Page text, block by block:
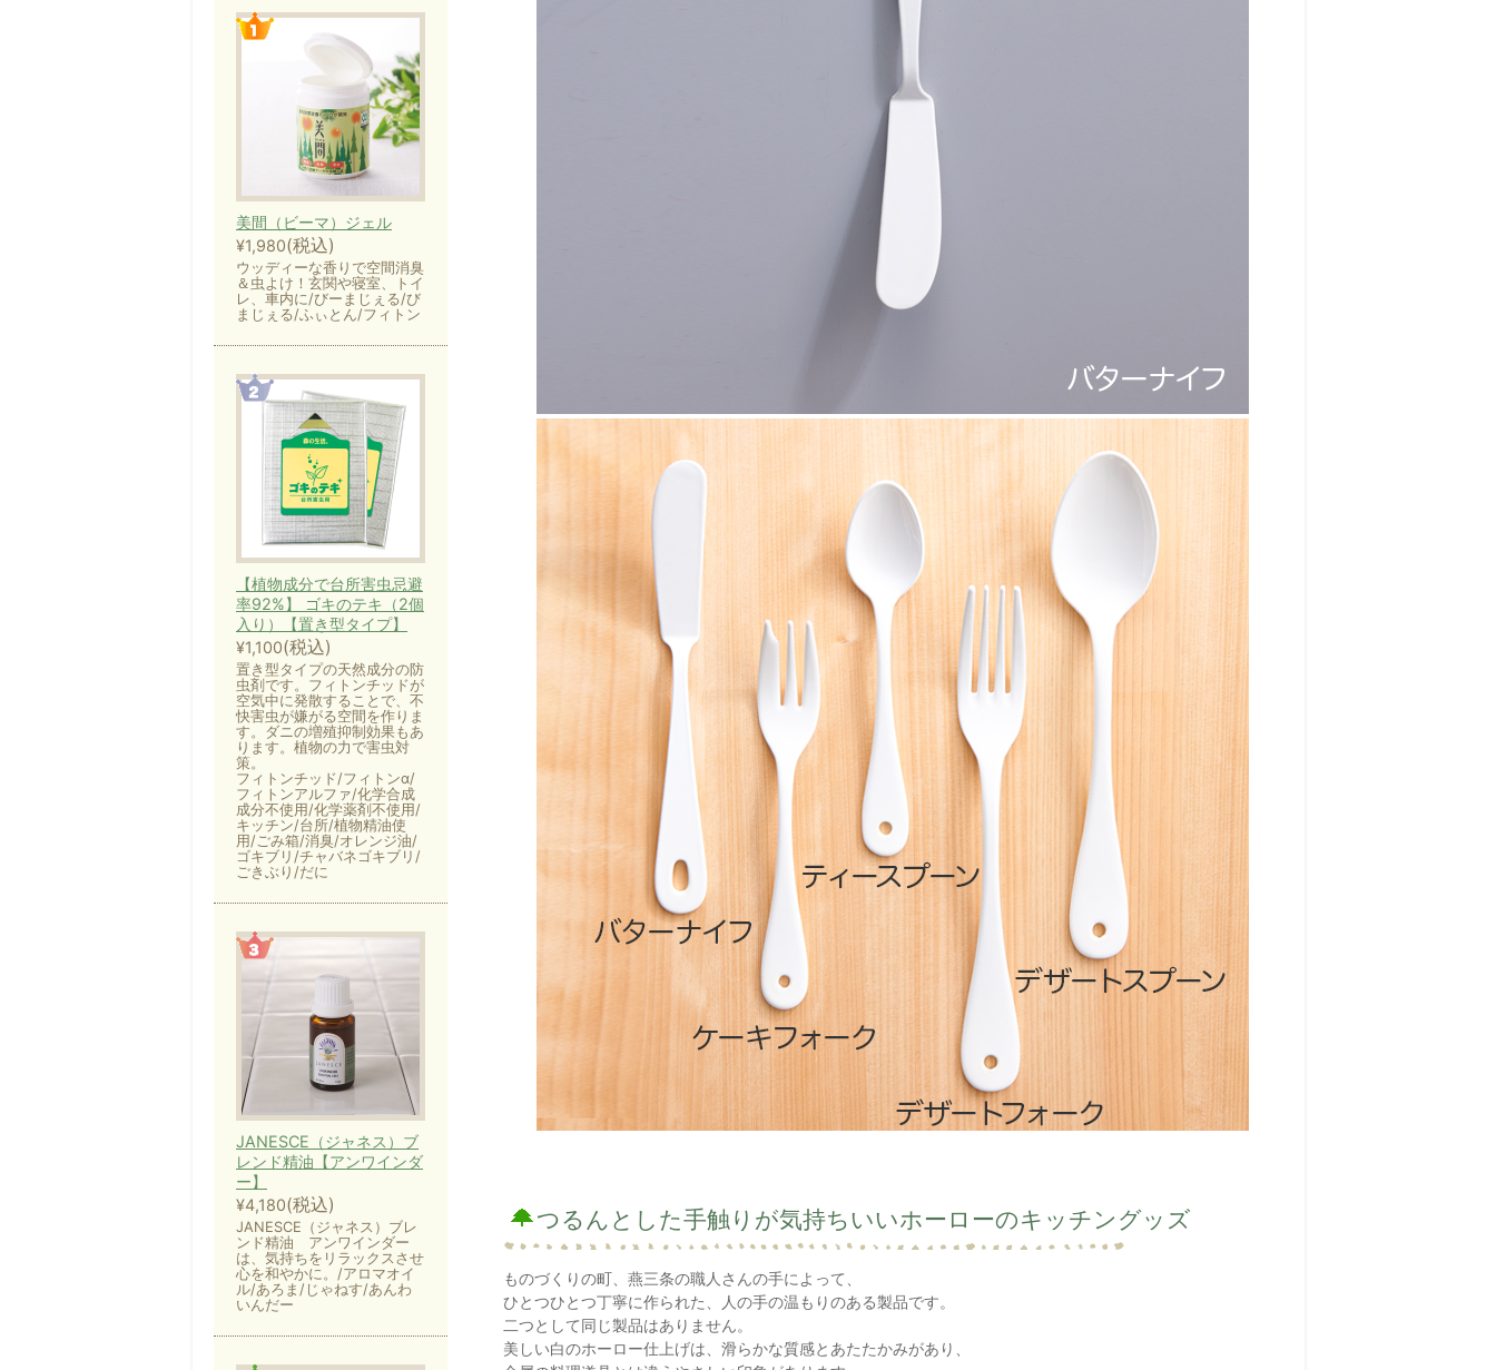
つるんとした手触りが気持ちいいホーローのキッチングッズ
ものづくりの町、燕三条の職人さんの手によって、
ひとつひとつ丁寧に作られた、人の手の温もりのある製品です。
二つとして同じ製品はありません。
美しい白のホーロー仕上げは、滑らかな質感とあたたかみがあり、
美間（ビーマ）ジェル
¥1,980(税込)
ウッディーな香りで空間消臭
＆虫よけ！玄関や寝室、トイ
レ、車内に/びーまじぇる/び
まじぇる/ふぃとん/フィトン
【植物成分で台所害虫忌避
率92%】 ゴキのテキ（2個
入り）【置き型タイプ】
¥1,100(税込)
置き型タイプの天然成分の防
虫剤です。フィトンチッドが
空気中に発散することで、不
快害虫が嫌がる空間を作りま
す。ダニの増殖抑制効果もあ
ります。植物の力で害虫対
策。
フィトンチッド/フィトンα/
フィトンアルファ/化学合成
成分不使用/化学薬剤不使用/
キッチン/台所/植物精油使
用/ごみ箱/消臭/オレンジ油/
ゴキブリ/チャバネゴキブリ/
ごきぶり/だに
JANESCE（ジャネス）ブ
レンド精油【アンワインダ
ー】
¥4,180(税込)
JANESCE（ジャネス）ブレ
ンド精油 アンワインダー
は、気持ちをリラックスさせ
心を和やかに。/アロマオイ
ル/あろま/じゃねす/あんわ
いんだー